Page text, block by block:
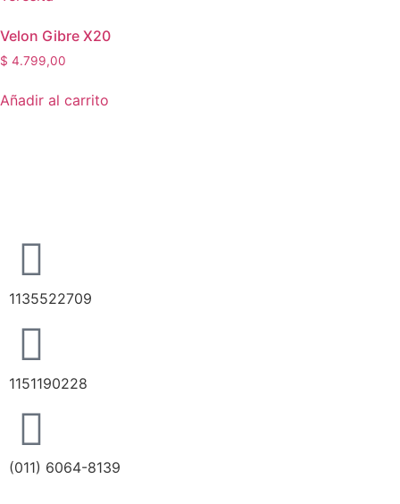
Velon Gibre X20
$ 4.799,00
Añadir al carrito
1135522709
1151190228
(011) 6064-8139